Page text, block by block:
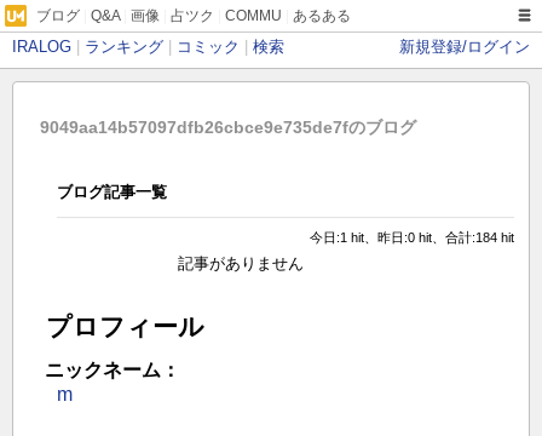
ブログ Q&A| 画像 占ツク COMMU あるある
IRALOG ランキング コミック 検索 新規登録/ログイン
9049aa14b57097dfb26cbce9e735de7fのブログ
ブログ記事一覧
今日:1 hit、昨日:0 hit、合計:184 hit
記事がありません
プロフィール
ニックネーム：
m